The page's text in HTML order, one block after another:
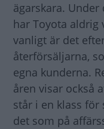
ägarskara.
har Toyota aldrig
vanligt är det
återförsäljarna,
egna kunderna.
åren visar också
står i en klass
det som på